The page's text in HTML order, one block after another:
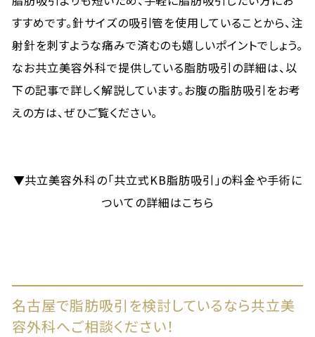
すすめです。針サイズの吸引管を使用していることから、注
射針を刺すような痛みで済むのも嬉しいポイントでしょう。
なお共立美容外科で提供している脂肪吸引の詳細は、以
下の記事で詳しく解説しています。お腹の脂肪吸引をお考
えの方は、ぜひご覧ください。
▼共立美容外科の「共立式KB脂肪吸引」の料金や手術に
ついての詳細はこちら
名古屋で脂肪吸引を検討しているなら共立美
容外科へご相談ください！